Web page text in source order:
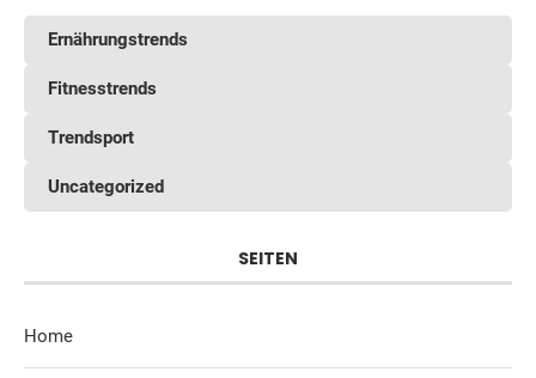
Ernährungstrends
Fitnesstrends
Trendsport
Uncategorized
SEITEN
Home